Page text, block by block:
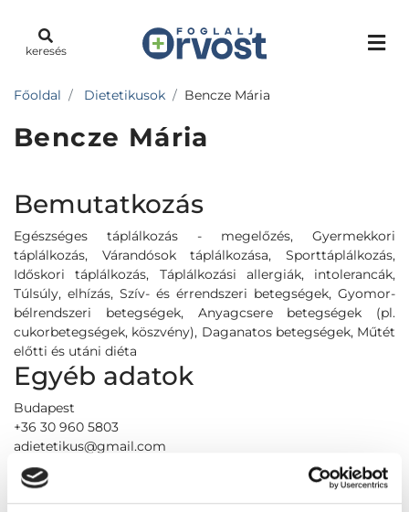
keresés
Főoldal Dietetikusok Bencze Mária
Bencze Mária
Bemutatkozás
Egészséges táplálkozás - megelőzés, Gyermekkori
táplálkozás, Várandósok táplálkozása, Sporttáplálkozás,
Időskori táplálkozás, Táplálkozási allergiák, intolerancák,
Túlsúly, elhízás, Szív- és érrendszeri betegségek, Gyomor-
bélrendszeri betegségek, Anyagcsere betegségek (pl.
cukorbetegségek, köszvény), Daganatos betegségek, Műtét
előtti és utáni diéta
Egyéb adatok
Budapest
+36 30 960 5803
adietetikus@gmail.com
Foglalj időpontot megbízható